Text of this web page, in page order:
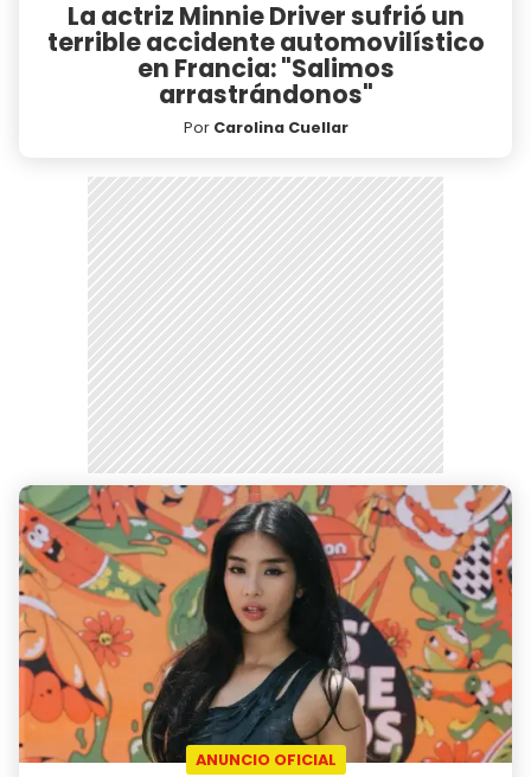
La actriz Minnie Driver sufrió un
terrible accidente automovilístico
en Francia: "Salimos
arrastrándonos"
Por Carolina Cuellar
ANUNCIO OFICIAL